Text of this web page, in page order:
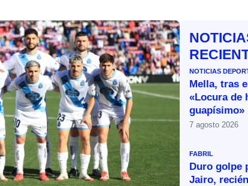
NOTICIAS
Mella, tras
«Locura de
guapísimo»
7 agosto 2026
FABRIL
Duro golpe
Jairo,